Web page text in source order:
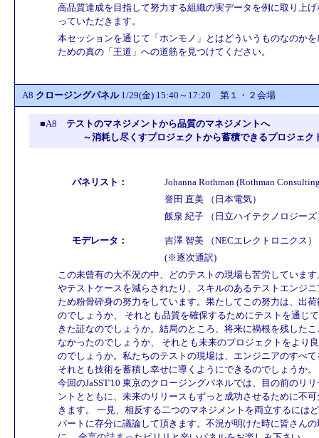
高品質達成を目指して努力する組織の実データを例に取り上
っていただきます。
本セッションを通じて「ホンモノ」とはどういうものなのか
ための真の「王道」への道筋を見つけてください。
A8 クロージングパネル1/29(金) 15:40～17:20 第１・２会場
■A8
テストのマネジメントから品質のマネジメントへ
～消耗し尽くすプロジェクトから蓄積できるプロジェク
パネリスト：
Johanna Rothman (Rothman
誉田 直美 （日本電気）
飯泉 紀子 （日立ハイテクノロジーズ
モデレータ：
吉澤 智美 （NECエレクトロニクス）
(※逐次通訳)
この未曾有の大不況の中、どのテストの現場も苦労していま
やテストケースを減らされたり、スキルのあるテストエンジ
ため粉骨砕身の努力をしています。果たしてこの努力は、出
のでしょうか、 それとも品質を確保するためにテストを通じ
きた証なのでしょうか。結局のところ、将来に禍根を残した
なかったのでしょうか、 それとも未来のプロジェクトをより
のでしょうか。私たちのテストの現場は、エンジニアのすべ
それとも技術を蓄積し幸せに導くようにできるのでしょうか。
今回のJaSST'10 東京のクロージングパネルでは、目の前のリ
ントとともに、未来のリリースもずっと成功させるために不
きます。 一見、相反する二つのマネジメントを両立するには
パートに存分に議論して頂きます。不況が明けた時に皆さん